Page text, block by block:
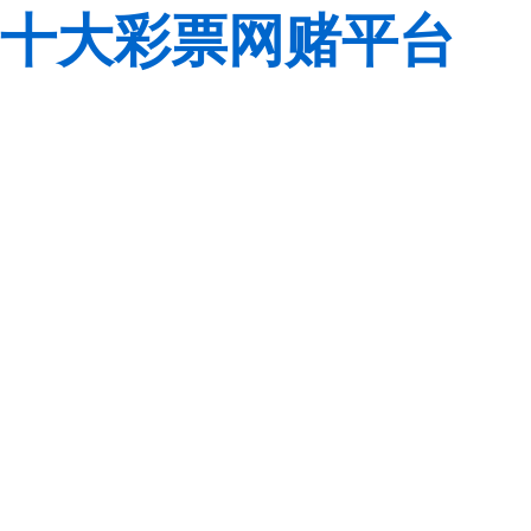
十大彩票网赌平台